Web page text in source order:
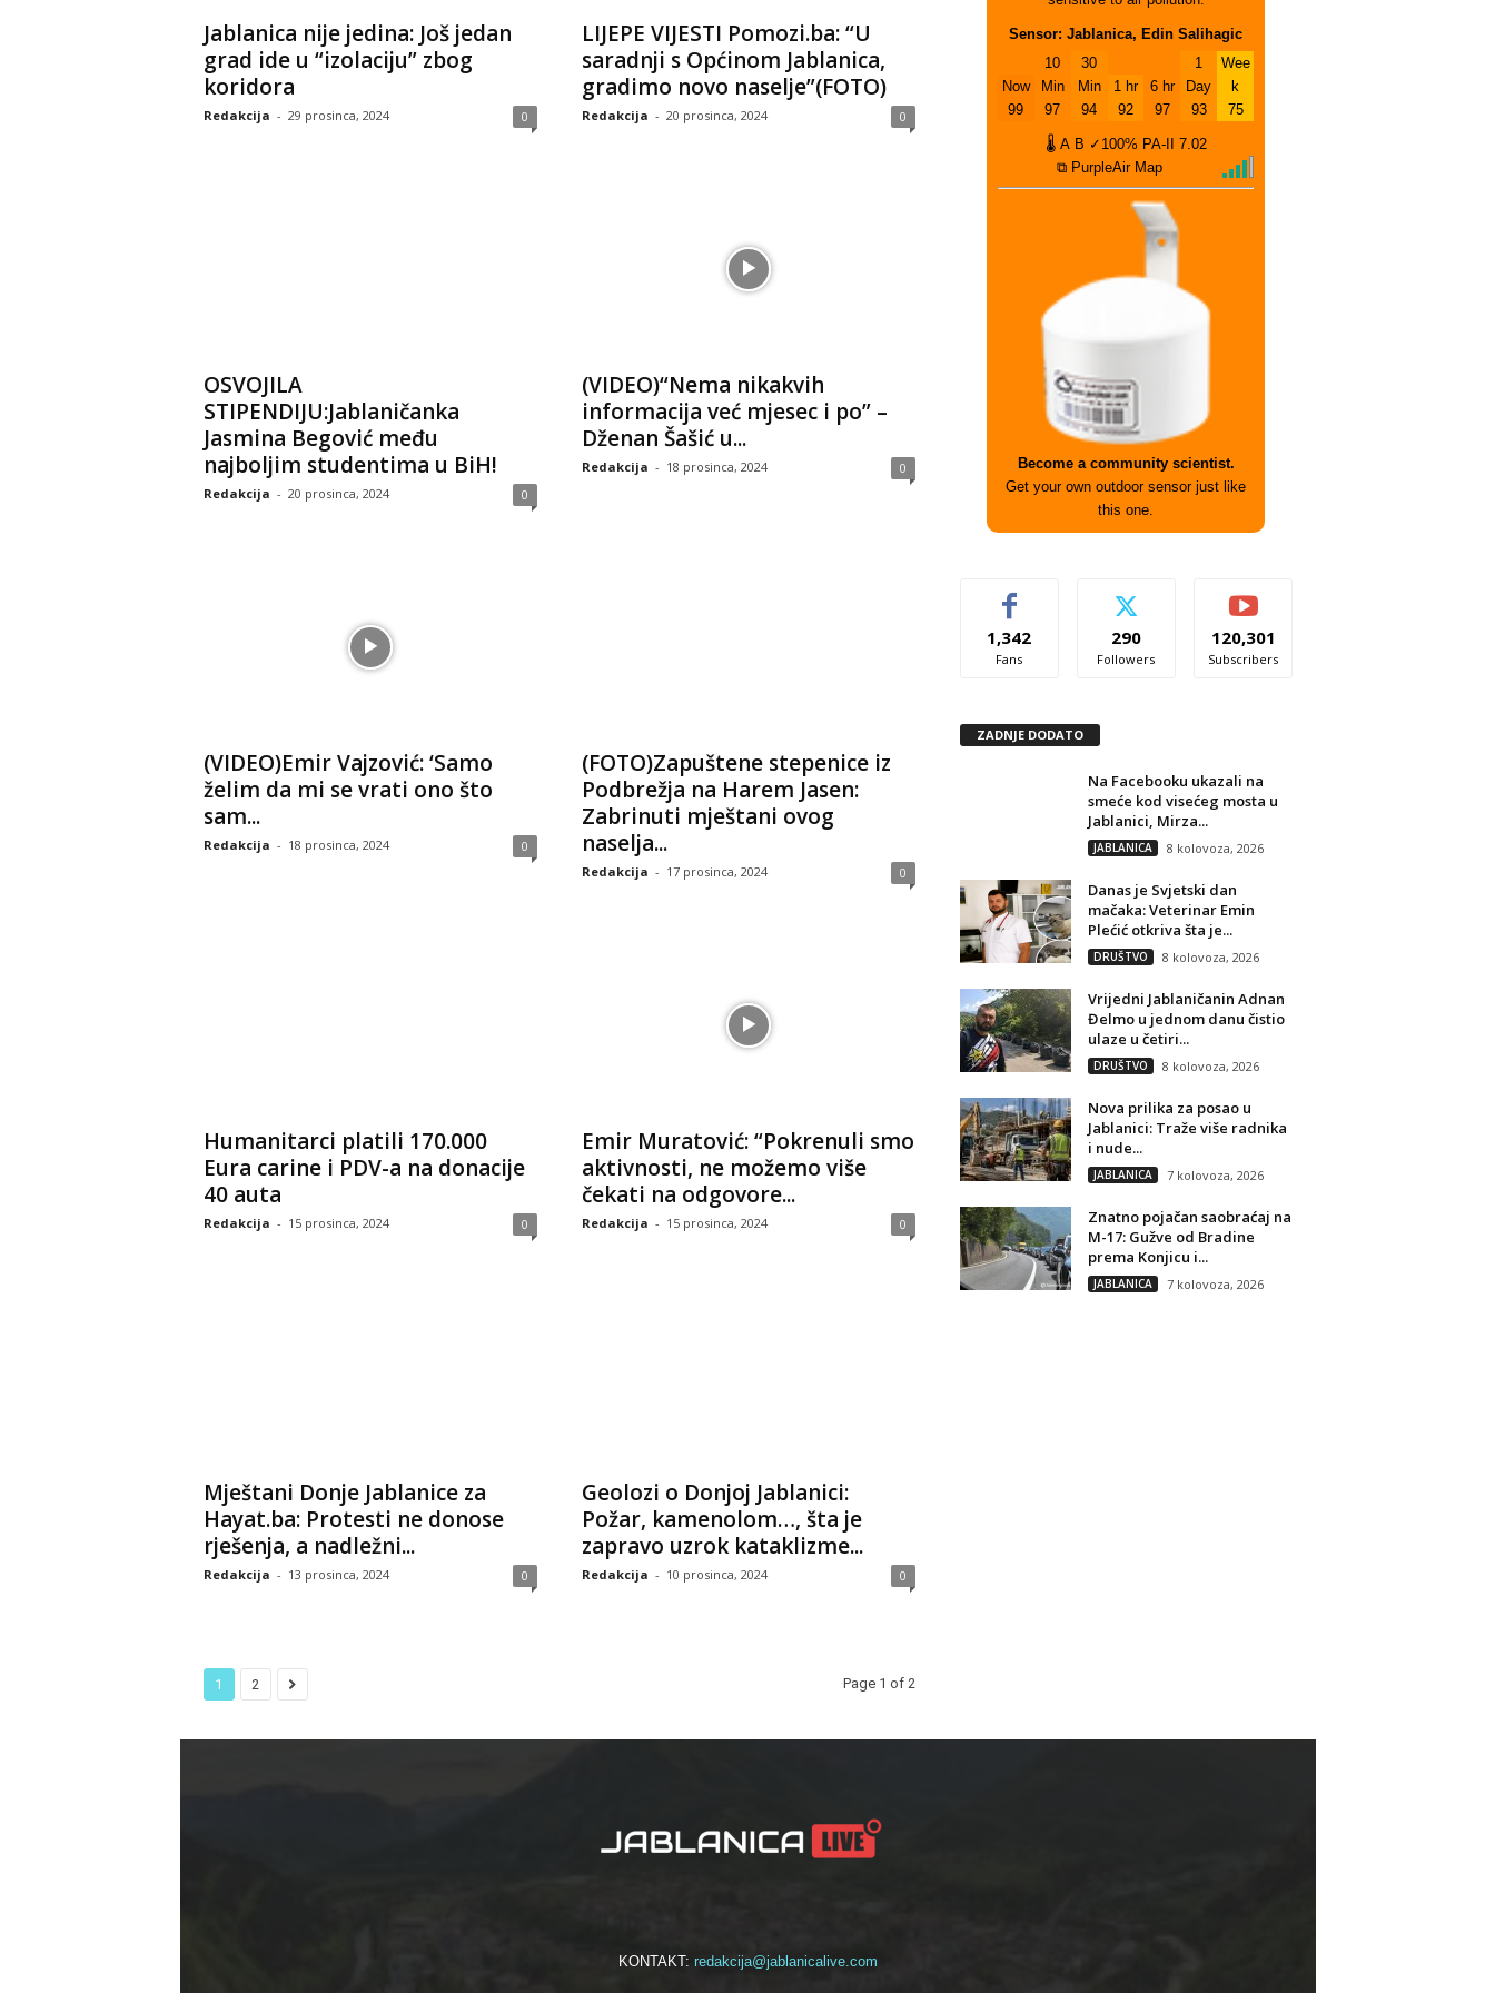
Jablanica nije jedina: Još jedan
grad ide u “izolaciju” zbog
koridora
Redakcija - 29 prosinca, 2024 0
LIJEPE VIJESTI Pomozi.ba: “U
saradnji s Općinom Jablanica,
gradimo novo naselje”(FOTO)
Redakcija - 20 prosinca, 2024 0
OSVOJILA
STIPENDIJU:Jablaničanka
Jasmina Begović među
najboljim studentima u BiH!
Redakcija - 20 prosinca, 2024 0
(VIDEO)“Nema nikakvih
informacija već mjesec i po” –
Dženan Šašić u...
Redakcija - 18 prosinca, 2024 0
(VIDEO)Emir Vajzović: ‘Samo
želim da mi se vrati ono što
sam...
Redakcija - 18 prosinca, 2024 0
(FOTO)Zapuštene stepenice iz
Podbrežja na Harem Jasen:
Zabrinuti mještani ovog
naselja...
Redakcija - 17 prosinca, 2024 0
Humanitarci platili 170.000
Eura carine i PDV-a na donacije
40 auta
Redakcija - 15 prosinca, 2024 0
Emir Muratović: “Pokrenuli smo
aktivnosti, ne možemo više
čekati na odgovore...
Redakcija - 15 prosinca, 2024 0
Mještani Donje Jablanice za
Hayat.ba: Protesti ne donose
rješenja, a nadležni...
Redakcija - 13 prosinca, 2024 0
Geolozi o Donjoj Jablanici:
Požar, kamenolom…, šta je
zapravo uzrok kataklizme...
Redakcija - 10 prosinca, 2024 0
1 2 Page 1 of 2
Sensor: Jablanica, Edin Salihagic
Now
99
10
Min
97
30
Min
94
1 hr
92
6 hr
97
1
Day
93
Wee
k
75
🌡 A B ✓100% PA-II
7.02
⧉ PurpleAir Map
Become a community scientist.
Get your own outdoor sensor just like
this one.
1,342
Fans
290
Followers
120,301
Subscribers
ZADNJE DODATO
Na Facebooku ukazali na
smeće kod visećeg mosta u
Jablanici, Mirza...
JABLANICA 8 kolovoza, 2026
Danas je Svjetski dan
mačaka: Veterinar Emin
Plećić otkriva šta je...
DRUŠTVO 8 kolovoza, 2026
Vrijedni Jablaničanin Adnan
Đelmo u jednom danu čistio
ulaze u četiri...
DRUŠTVO 8 kolovoza, 2026
Nova prilika za posao u
Jablanici: Traže više radnika
i nude...
JABLANICA 7 kolovoza, 2026
Znatno pojačan saobraćaj na
M-17: Gužve od Bradine
prema Konjicu i...
JABLANICA 7 kolovoza, 2026
KONTAKT: redakcija@jablanicalive.com